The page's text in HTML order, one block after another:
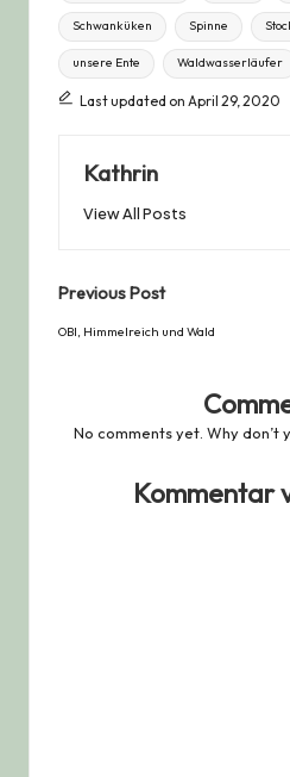
Schwanküken Spinne
unsere Ente Waldwasserläufer
Last updated on April 29, 2020
Kathrin
View All Posts
Post
navigation
Previous Post
OBI, Himmelreich und Wald
No comments yet. Why don’t
Kommentar